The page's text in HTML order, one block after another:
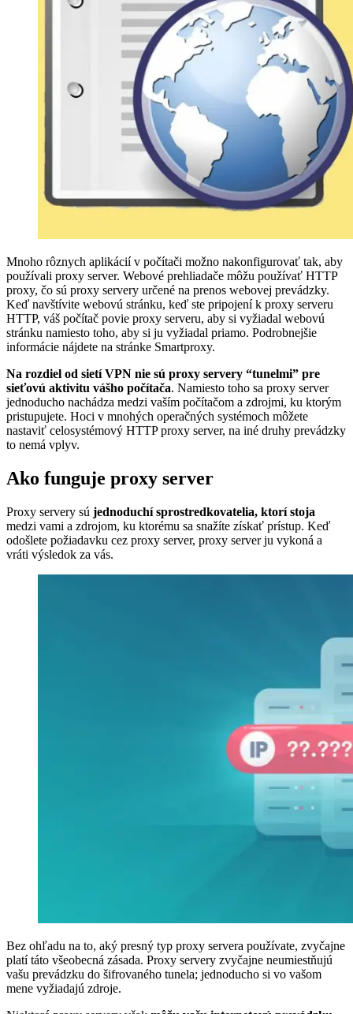
Mnoho rôznych aplikácií v počítači možno nakonfigurovať tak, aby
používali proxy server. Webové prehliadače môžu používať HTTP
proxy, čo sú proxy servery určené na prenos webovej prevádzky.
Keď navštívite webovú stránku, keď ste pripojení k proxy serveru
HTTP, váš počítač povie proxy serveru, aby si vyžiadal webovú
stránku namiesto toho, aby si ju vyžiadal priamo. Podrobnejšie
informácie nájdete na stránke Smartproxy.
Na rozdiel od sietí VPN nie sú proxy servery “tunelmi” pre
sieťovú aktivitu vášho počítača. Namiesto toho sa proxy server
jednoducho nachádza medzi vaším počítačom a zdrojmi, ku ktorým
pristupujete. Hoci v mnohých operačných systémoch môžete
nastaviť celosystémový HTTP proxy server, na iné druhy prevádzky
to nemá vplyv.
Ako funguje proxy server
Proxy servery sú jednoduchí sprostredkovatelia, ktorí stoja
medzi vami a zdrojom, ku ktorému sa snažíte získať prístup. Keď
odošlete požiadavku cez proxy server, proxy server ju vykoná a
vráti výsledok za vás.
Bez ohľadu na to, aký presný typ proxy servera používate, zvyčajne
platí táto všeobecná zásada. Proxy servery zvyčajne neumiestňujú
vašu prevádzku do šifrovaného tunela; jednoducho si vo vašom
mene vyžiadajú zdroje.